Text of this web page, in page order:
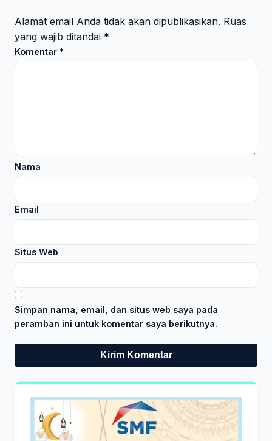
Alamat email Anda tidak akan dipublikasikan. Ruas
yang wajib ditandai *
Komentar *
Nama
Email
Situs Web
Simpan nama, email, dan situs web saya pada
peramban ini untuk komentar saya berikutnya.